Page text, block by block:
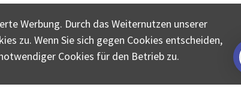
Werbung. Durch das Weiternutzen unserer
zu. Wenn Sie sich gegen Cookies entscheiden,
Cookies für den Betrieb zu.
© COLLECTA AG
plus.ch ist eine Dienstleistungsplattform der